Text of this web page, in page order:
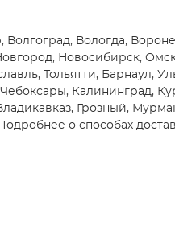
Вологда,
Новосибирск,
Тольятти, Барнаул,
Калининград,
Грозный,
о способах